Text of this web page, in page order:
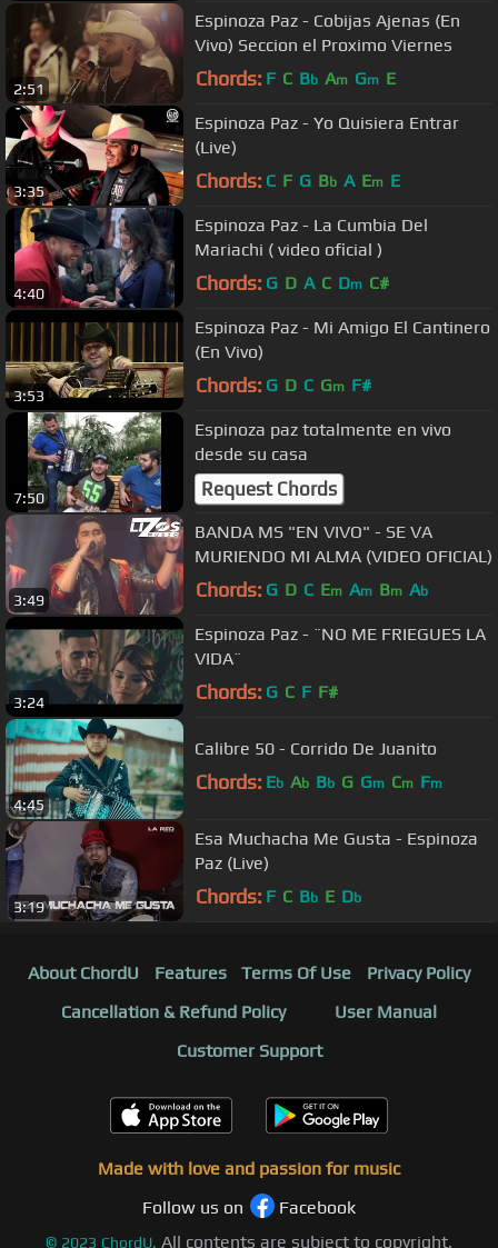
2:51
Espinoza Paz - Cobijas Ajenas (En
Vivo) Seccion el Proximo Viernes
Chords: F C Bb Am Gm E
3:35
Espinoza Paz - Yo Quisiera Entrar
(Live)
Chords: C F G Bb A Em E
4:40
Espinoza Paz - La Cumbia Del
Mariachi ( video oficial )
Chords: G D A C Dm C#
3:53
Espinoza Paz - Mi Amigo El Cantinero
(En Vivo)
Chords: G D C Gm F#
7:50
Espinoza paz totalmente en vivo
desde su casa
Request Chords
3:49
BANDA MS "EN VIVO" - SE VA
MURIENDO MI ALMA (VIDEO OFICIAL)
Chords: G D C Em Am Bm Ab
3:24
Espinoza Paz - ¨NO ME FRIEGUES LA
VIDA¨
Chords: G C F F#
4:45
Calibre 50 - Corrido De Juanito
Chords: Eb Ab Bb G Gm Cm Fm
3:19
Esa Muchacha Me Gusta - Espinoza
Paz (Live)
Chords: F C Bb E Db
About ChordU Features Terms Of Use
Privacy Policy
Cancellation & Refund Policy
User Manual
Customer Support
Made with love and passion for music
Follow us on
Facebook
© 2023 ChordU. All contents are subject to copyright,